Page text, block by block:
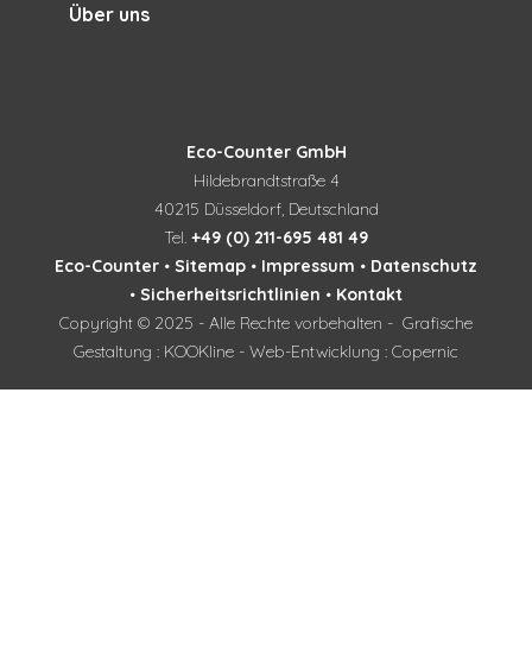
Über uns
Eco-Counter GmbH
Hildebrandtstraße 4
40215 Düsseldorf, Deutschland
Tel. +49 (0) 211-695 481 49
Eco-Counter • Sitemap • Impressum • Datenschutz
• Sicherheitsrichtlinien • Kontakt
Copyright © 2025 - Alle Rechte vorbehalten - Grafische
Gestaltung : KOOKline - Web-Entwicklung : Copernic